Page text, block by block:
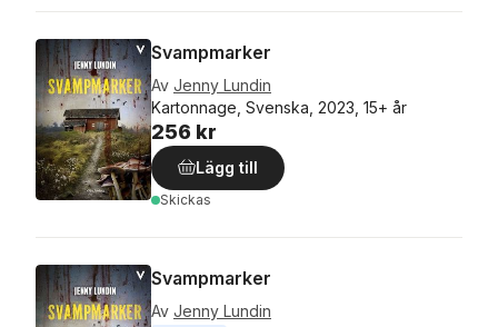
Svampmarker
Av Jenny Lundin
Kartonnage, Svenska, 2023, 15+ år
256 kr
Lägg till
Skickas
Svampmarker
Av Jenny Lundin